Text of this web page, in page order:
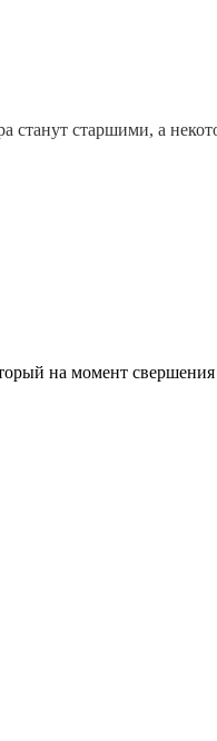
станут старшими, а
на момент